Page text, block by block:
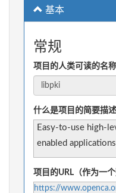
基本
常规
项目的人类可读的名称
什么是项目的简要描述
Easy-to-use high-
enabled applications
项目的URL（作为一个
https://